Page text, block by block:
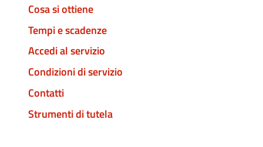
Cosa si ottiene
Tempi e scadenze
Accedi al servizio
Condizioni di servizio
Contatti
Strumenti di tutela